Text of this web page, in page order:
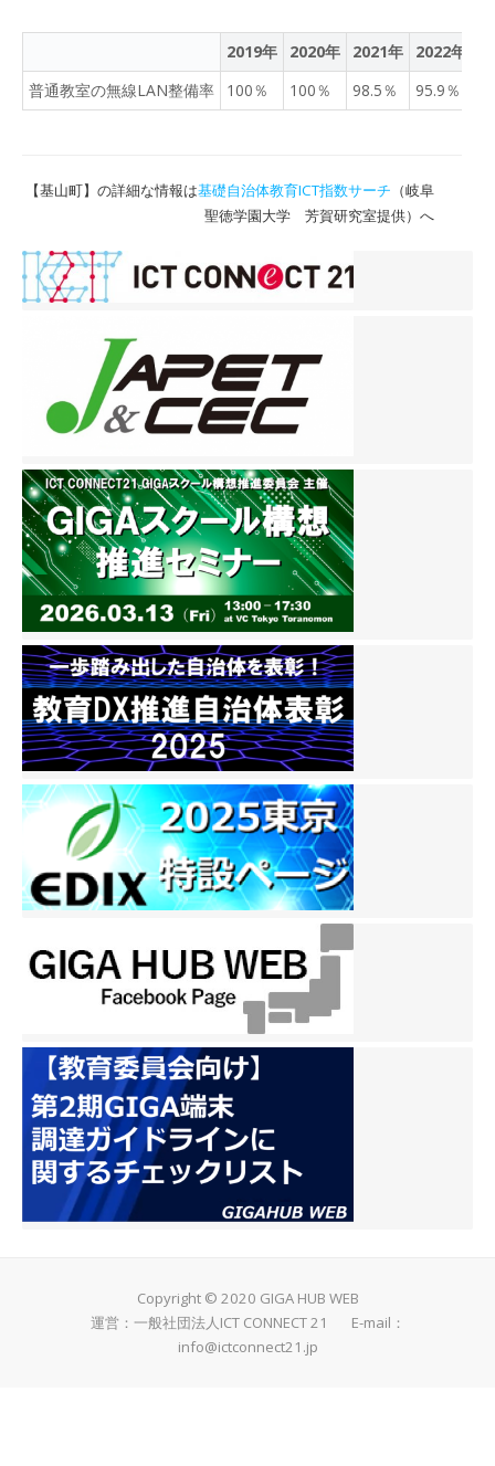
2019年 2020年 2021年 2022年
普通教室の無線LAN整備率
100％ 100％ 98.5％ 95.9％
【基山町】の詳細な情報は基礎自治体教育ICT指数サーチ （岐阜
聖徳学園大学 芳賀研究室提供）へ
Copyright © 2020 GIGA HUB WEB
運営：一般社団法人ICT CONNECT 21 E-mail：
info@ictconnect21.jp